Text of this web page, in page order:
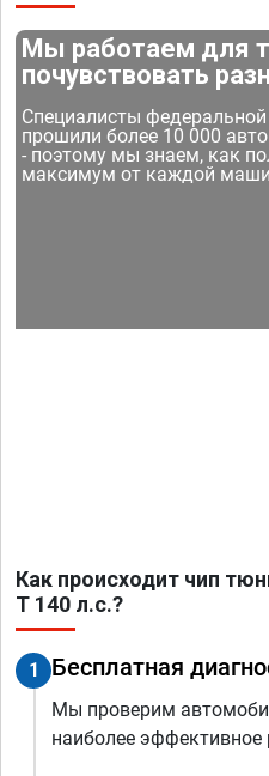
Мы работаем для
почувствовать
Специалисты
прошили более 10 000
- поэтому мы знаем, как
максимум от каждой
Как происходит чип
T 140 л.с.?
1 Бесплатная
Мы проверим
наиболее эффективное